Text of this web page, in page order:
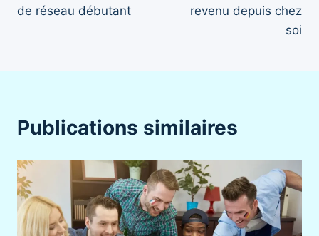
de réseau débutant
revenu depuis chez
soi
Publications similaires